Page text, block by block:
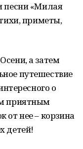
песни «Милая
приметы,
а затем
путешествие
о
приятным
от нее – корзина
детей!